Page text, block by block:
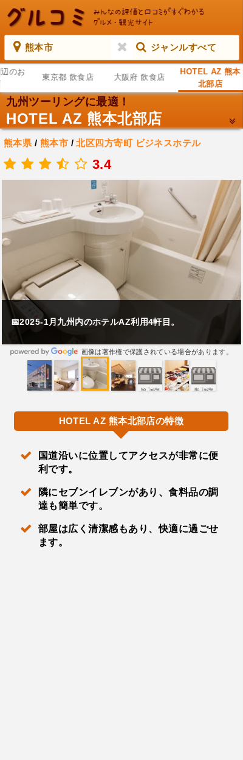
熊本市 ジャンルすべて
のお
東京都 飲食店 大阪府 飲食店
HOTEL AZ 熊本
北部店
九州ツーリングに最適！
HOTEL AZ 熊本北部店
熊本県 / 熊本市 /北区四方寄町 ビジネスホテル
3.4
📅2025-1月九州内のホテルAZ利用4軒目。
画像は著作権で保護されている場合があります。
HOTEL AZ 熊本北部店の特徴
国道沿いに位置してアクセスが非常に便
利です。
隣にセブンイレブンがあり、食料品の調
達も簡単です。
部屋は広く清潔感もあり、快適に過ごせ
ます。